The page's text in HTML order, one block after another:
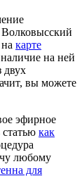
карте
на ней
двух
вы можете
эфирное
как
любому
для